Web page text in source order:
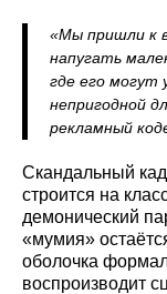
«Мы пришли к
напугать
где его могут
непригодной
рекламный
Скандальный
строится на
демонический
«мумия»
оболочка
воспроизводит